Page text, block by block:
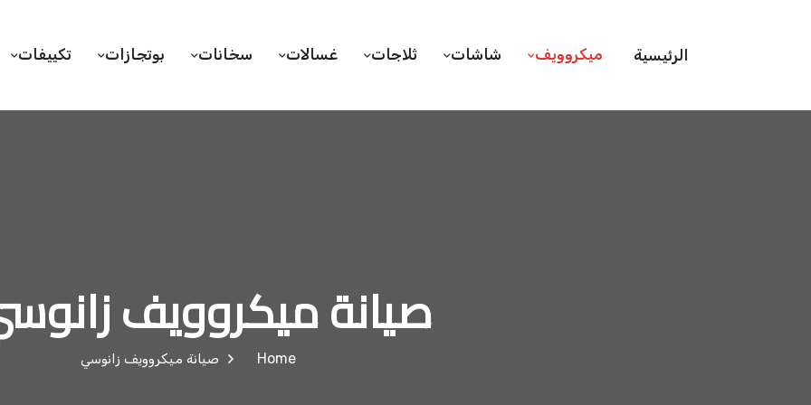
الرئيسية ميكروويف شاشات ثلاجات غسالات سخانات بوتجازات تكييفات
صيانة ميكروويف
Home صيانة ميكروويف زانوسي